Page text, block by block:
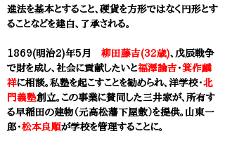
進法を基本とすること、硬貨を方形ではなく円形とす
ることなどを建白、了承される。
1869(明治2)年5月 柳田藤吉(32歳)、戊辰戦争
で財を成し、社会に貢献したいと福澤諭吉・箕作麟
祥に相談。私塾を起こすことを勧められ、洋学校・北
門義塾創立。この事業に賛同した三井家が、所有す
る早稲田の建物（元高松藩下屋敷）を提供。山東一
郎・松本良順が学校を管理することに。​